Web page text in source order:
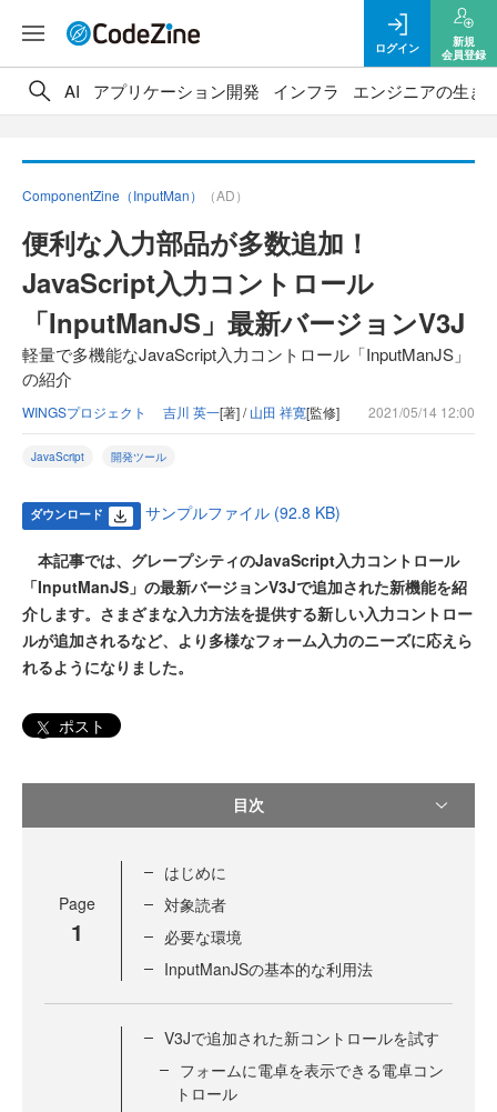
ログイン
新規
会員登録
AI アプリケーション開発 インフラ エンジニアの生き
ComponentZine（InputMan） （AD）
便利な入力部品が多数追加！
JavaScript入力コントロール
「InputManJS」最新バージョンV3J
軽量で多機能なJavaScript入力コントロール「InputManJS」
の紹介
WINGSプロジェクト 吉川 英一[著] /山田 祥寛[監修] 2021/05/14 12:00
JavaScript 開発ツール
ダウンロード サンプルファイル (92.8 KB)
本記事では、グレープシティのJavaScript入力コントロール
「InputManJS」の最新バージョンV3Jで追加された新機能を紹
介します。さまざまな入力方法を提供する新しい入力コントロー
ルが追加されるなど、より多様なフォーム入力のニーズに応えら
れるようになりました。
ポスト
目次
Page
1
はじめに
対象読者
必要な環境
InputManJSの基本的な利用法
V3Jで追加された新コントロールを試す
フォームに電卓を表示できる電卓コン
トロール